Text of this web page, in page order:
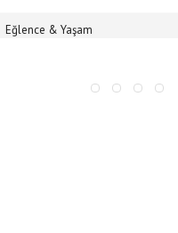
Eğlence & Yaşam